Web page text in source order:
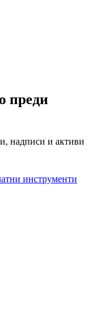
преди
надписи и активи
инструменти